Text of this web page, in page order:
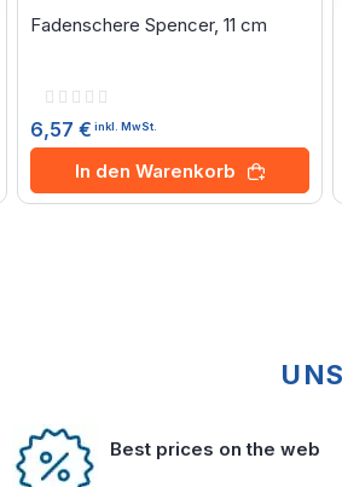
Fadenschere Spencer, 11 cm
Rating:
6,57 € inkl. MwSt.
In den Warenkorb
Best prices on the web